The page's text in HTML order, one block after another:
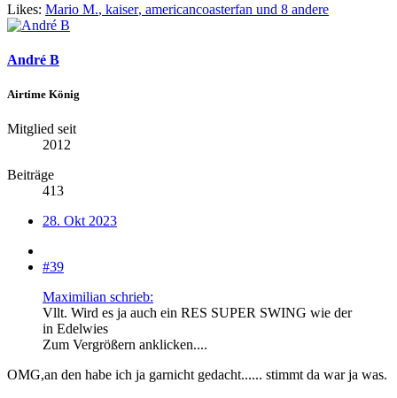
Likes: Mario M., kaiser, americancoasterfan und 8 andere
André B
Airtime König
Mitglied seit
2012
Beiträge
413
28. Okt 2023
#39
Maximilian schrieb:
Vllt. Wird es ja auch ein RES SUPER SWING wie der
in Edelwies
Zum Vergrößern anklicken....
OMG,an den habe ich ja garnicht gedacht...... stimmt da war ja was.